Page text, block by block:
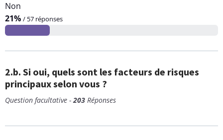
Non
21% / 57 réponses
2.b. Si oui, quels sont les facteurs de risques
principaux selon vous ?
Question facultative -203 Réponses